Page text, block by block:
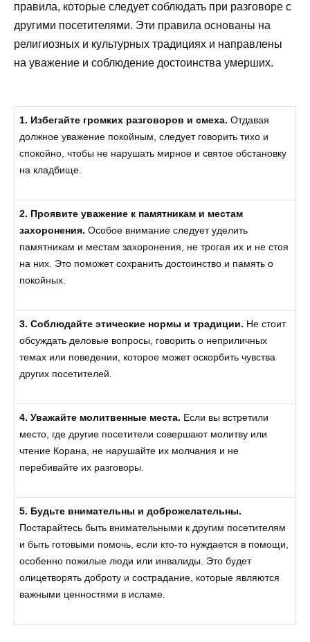
правила, которые следует соблюдать при разговоре с
другими посетителями. Эти правила основаны на
религиозных и культурных традициях и направлены
на уважение и соблюдение достоинства умерших.
1. Избегайте громких разговоров и смеха. Отдавая
должное уважение покойным, следует говорить тихо и
спокойно, чтобы не нарушать мирное и святое обстановку
на кладбище.
2. Проявите уважение к памятникам и местам
захоронения. Особое внимание следует уделить
памятникам и местам захоронения, не трогая их и не стоя
на них. Это поможет сохранить достоинство и память о
покойных.
3. Соблюдайте этические нормы и традиции. Не стоит
обсуждать деловые вопросы, говорить о неприличных
темах или поведении, которое может оскорбить чувства
других посетителей.
4. Уважайте молитвенные места. Если вы встретили
место, где другие посетители совершают молитву или
чтение Корана, не нарушайте их молчания и не
перебивайте их разговоры.
5. Будьте внимательны и доброжелательны.
Постарайтесь быть внимательными к другим посетителям
и быть готовыми помочь, если кто-то нуждается в помощи,
особенно пожилые люди или инвалиды. Это будет
олицетворять доброту и сострадание, которые являются
важными ценностями в исламе.